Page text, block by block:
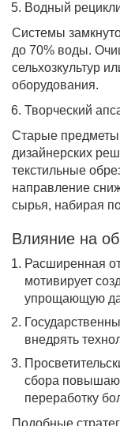
Водный
Системы
до 70% воды.
сельхозкультур
оборудования.
Творческий
Старые предметы
дизайнерских
текстильные
направление
сырья, набирая
Влияние на
Расширенная
мотивирует
упрощающую
внедрять
сбора
переработку
Подобные